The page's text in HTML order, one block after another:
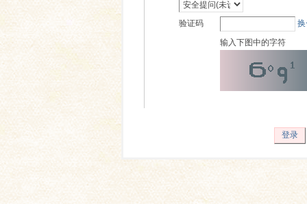
验证码
输入下图中的字符
登录